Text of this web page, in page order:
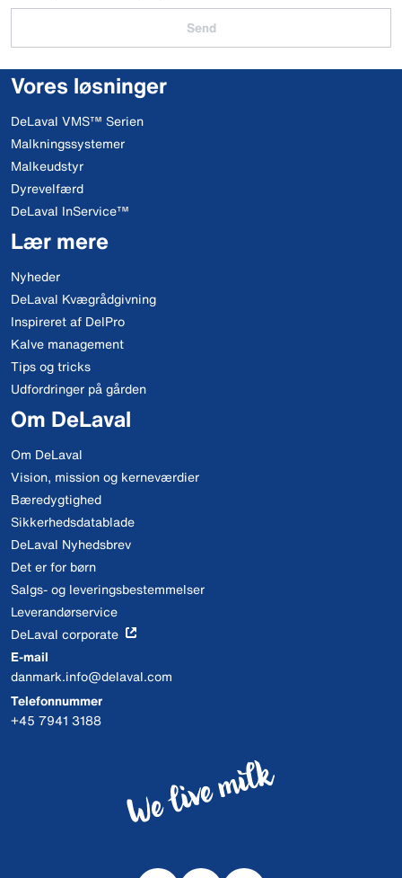
Send
Vores løsninger
DeLaval VMS™ Serien
Malkningssystemer
Malkeudstyr
Dyrevelfærd
DeLaval InService™
Lær mere
Nyheder
DeLaval Kvægrådgivning
Inspireret af DelPro
Kalve management
Tips og tricks
Udfordringer på gården
Om DeLaval
Om DeLaval
Vision, mission og kerneværdier
Bæredygtighed
Sikkerhedsdatablade
DeLaval Nyhedsbrev
Det er for børn
Salgs- og leveringsbestemmelser
Leverandørservice
DeLaval corporate
E-mail
danmark.info@delaval.com
Telefonnummer
+45 7941 3188